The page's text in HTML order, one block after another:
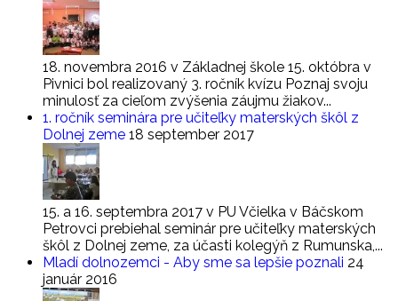
18. novembra 2016 v Základnej škole 15. októbra v
Pivnici bol realizovaný 3. ročník kvízu Poznaj svoju
minulosť za cieľom zvýšenia záujmu žiakov...
1. ročník seminára pre učiteľky materských škôl z
Dolnej zeme 18 september 2017
15. a 16. septembra 2017 v PU Včielka v Báčskom
Petrovci prebiehal seminár pre učiteľky materských
škôl z Dolnej zeme, za účasti kolegýň z Rumunska,...
Mladí dolnozemci - Aby sme sa lepšie poznali 24
január 2016